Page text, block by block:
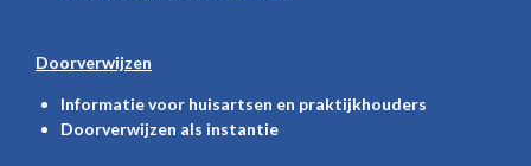
Doorverwijzen
Informatie voor huisartsen en praktijkhouders
Doorverwijzen als instantie